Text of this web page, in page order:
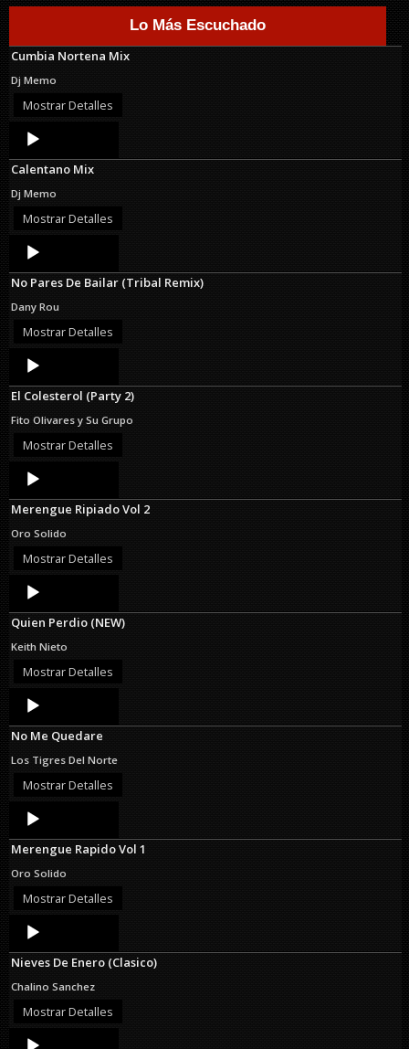
Lo Más Escuchado
Cumbia Nortena Mix
Dj Memo
Mostrar Detalles
Audio
Player
Calentano Mix
Dj Memo
Mostrar Detalles
Audio
Player
No Pares De Bailar (Tribal Remix)
Dany Rou
Mostrar Detalles
Audio
Player
El Colesterol (Party 2)
Fito Olivares y Su Grupo
Mostrar Detalles
Audio
Player
Merengue Ripiado Vol 2
Oro Solido
Mostrar Detalles
Audio
Player
Quien Perdio (NEW)
Keith Nieto
Mostrar Detalles
Audio
Player
No Me Quedare
Los Tigres Del Norte
Mostrar Detalles
Audio
Player
Merengue Rapido Vol 1
Oro Solido
Mostrar Detalles
Audio
Player
Nieves De Enero (Clasico)
Chalino Sanchez
Mostrar Detalles
Audio